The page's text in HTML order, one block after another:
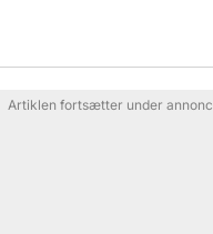
Artiklen fortsætter under